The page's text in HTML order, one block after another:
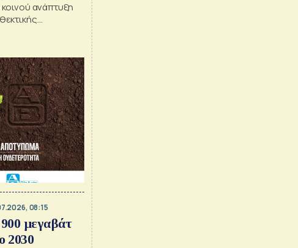
ανάπτυξη
08:15
μεγαβάτ
2030